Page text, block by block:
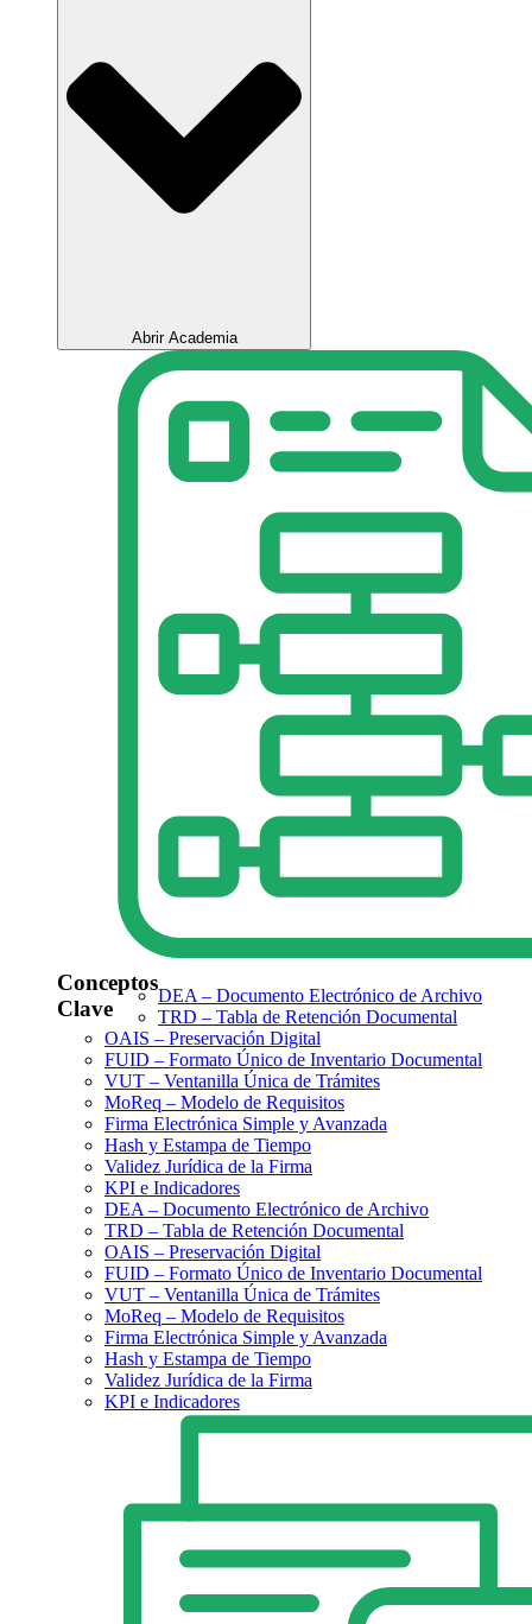
Abrir Academia
Conceptos
Clave
DEA – Documento Electrónico de Archivo
TRD – Tabla de Retención Documental
OAIS – Preservación Digital
FUID – Formato Único de Inventario Documental
VUT – Ventanilla Única de Trámites
MoReq – Modelo de Requisitos
Firma Electrónica Simple y Avanzada
Hash y Estampa de Tiempo
Validez Jurídica de la Firma
KPI e Indicadores
DEA – Documento Electrónico de Archivo
TRD – Tabla de Retención Documental
OAIS – Preservación Digital
FUID – Formato Único de Inventario Documental
VUT – Ventanilla Única de Trámites
MoReq – Modelo de Requisitos
Firma Electrónica Simple y Avanzada
Hash y Estampa de Tiempo
Validez Jurídica de la Firma
KPI e Indicadores